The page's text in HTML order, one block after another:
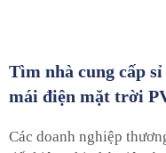
Tìm nhà cung cấp
mái điện mặt trời
Các doanh nghiệp